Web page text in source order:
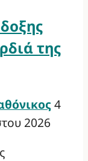
της
4
2026